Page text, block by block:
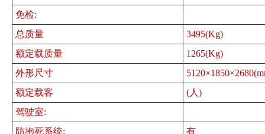
免检:
总质量
3495(Kg)
额定载质量
1265(Kg)
外形尺寸
额定载客
(人)
驾驶室:
防抱死系统:
有